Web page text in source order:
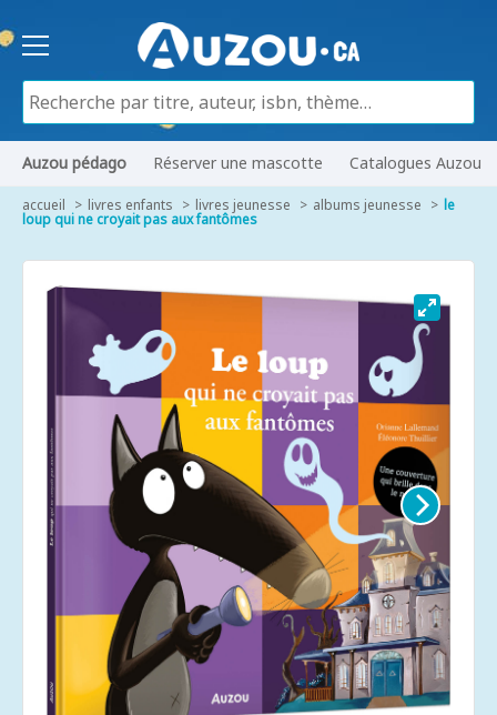
Auzou pédago Réserver une mascotte Catalogues Auzou
accueil livres enfants livres jeunesse albums jeunesse le
loup qui ne croyait pas aux fantômes